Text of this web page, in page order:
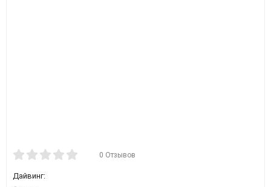
0 Отзывов
Дайвинг: